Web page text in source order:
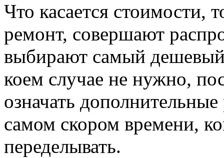
Что касается стоимости,
ремонт, совершают
выбирают самый дешевый
коем случае не нужно,
означать
самом скором времени,
переделывать.